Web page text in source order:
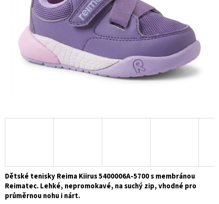
Dětské tenisky Reima Kiirus 5400006A-5700 s membránou
Reimatec. Lehké, nepromokavé, na suchý zip, vhodné pro
průměrnou nohu i nárt.